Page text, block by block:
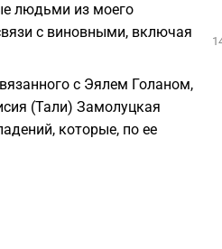
людьми из моего
с виновными, включая
с Эялем Голаном,
(Тали) Замолуцкая
которые, по ее